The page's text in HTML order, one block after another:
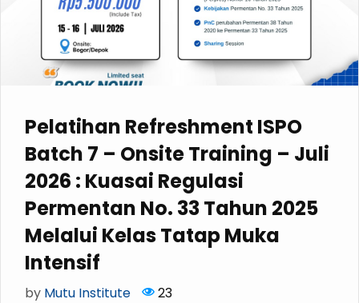
Pelatihan Refreshment ISPO
Batch 7 – Onsite Training – Juli
2026 : Kuasai Regulasi
Permentan No. 33 Tahun 2025
Melalui Kelas Tatap Muka
Intensif
by Mutu Institute 23